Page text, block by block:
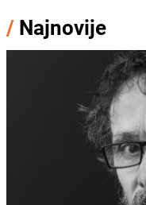
/ Najnovije